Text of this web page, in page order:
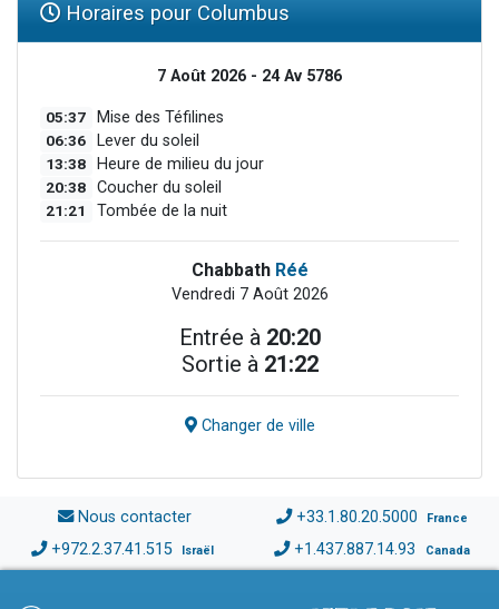
Horaires pour Columbus
7 Août 2026 - 24 Av 5786
05:37 Mise des Téfilines
06:36 Lever du soleil
13:38 Heure de milieu du jour
20:38 Coucher du soleil
21:21 Tombée de la nuit
Chabbath Réé
Vendredi 7 Août 2026
Entrée à 20:20
Sortie à 21:22
Changer de ville
Nous contacter +33.1.80.20.5000 France
+972.2.37.41.515 Israël +1.437.887.14.93 Canada